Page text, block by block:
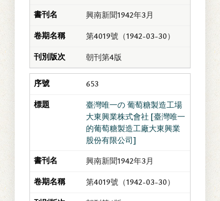
興南新聞1942年3月
第4019號（1942-03-30）
朝刊第4版
653
臺灣唯一の 葡萄糖製造工場
大東興業株式會社 [臺灣唯一
的葡萄糖製造工廠大東興業
股份有限公司]
興南新聞1942年3月
第4019號（1942-03-30）